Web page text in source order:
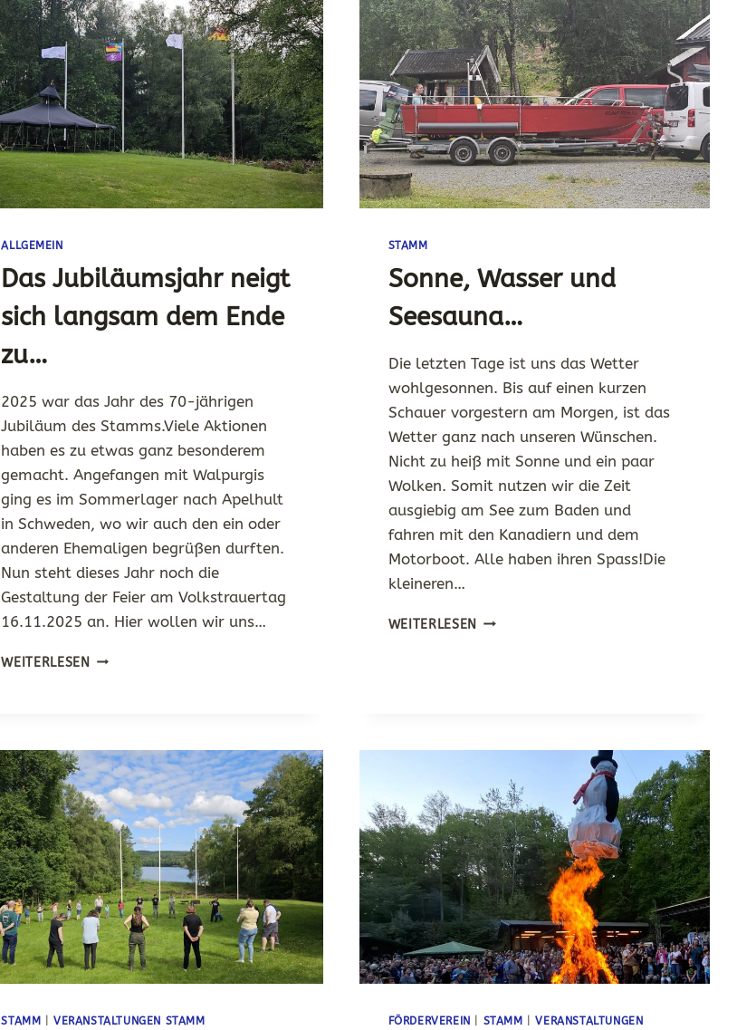
ALLGEMEIN
Das Jubiläumsjahr neigt
sich langsam dem Ende
zu…
2025 war das Jahr des 70-jährigen
Jubiläum des Stamms.Viele Aktionen
haben es zu etwas ganz besonderem
gemacht. Angefangen mit Walpurgis
ging es im Sommerlager nach Apelhult
in Schweden, wo wir auch den ein oder
anderen Ehemaligen begrüßen durften.
Nun steht dieses Jahr noch die
Gestaltung der Feier am Volkstrauertag
16.11.2025 an. Hier wollen wir uns…
WEITERLESENDAS
DEM
ENDE
ZU…
STAMM
Sonne, Wasser und
Seesauna…
Die letzten Tage ist uns das Wetter
wohlgesonnen. Bis auf einen kurzen
Schauer vorgestern am Morgen, ist das
Wetter ganz nach unseren Wünschen.
Nicht zu heiß mit Sonne und ein paar
Wolken. Somit nutzen wir die Zeit
ausgiebig am See zum Baden und
fahren mit den Kanadiern und dem
Motorboot. Alle haben ihren Spass!Die
kleineren…
WEITERLESEN SONNE,
STAMM |VERANSTALTUNGEN STAMM FÖRDERVEREIN STAMM |VERANSTALTUNGEN